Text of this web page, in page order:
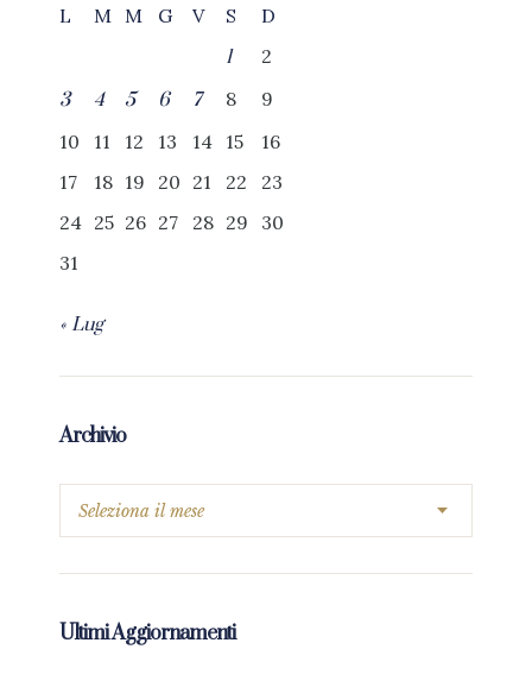
L
M M G V S
D
1
2
3
4 5 6 7 8
9
10
11 12 13 14 15
16
17
18 19 20 21 22
23
24 25 26 27 28 29
30
31
« Lug
Archivio
Ultimi Aggiornamenti